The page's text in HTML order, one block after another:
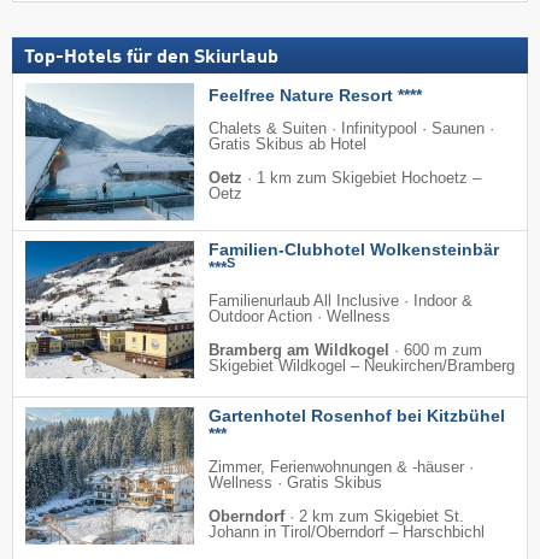
Top-Hotels für den Skiurlaub
Feelfree Nature Resort ****
Chalets & Suiten · Infinitypool · Saunen ·
Gratis Skibus ab Hotel
Oetz · 1 km zum Skigebiet Hochoetz –
Oetz
Familien-Clubhotel Wolkensteinbär
***S
Familienurlaub All Inclusive · Indoor &
Outdoor Action · Wellness
Bramberg am Wildkogel
· 600 m zum
Skigebiet Wildkogel – Neukirchen/​Bramberg
Gartenhotel Rosenhof bei Kitzbühel
***
Zimmer, Ferienwohnungen & -häuser ·
Wellness · Gratis Skibus
Oberndorf · 2 km zum Skigebiet St.
Johann in Tirol/​Oberndorf – Harschbichl